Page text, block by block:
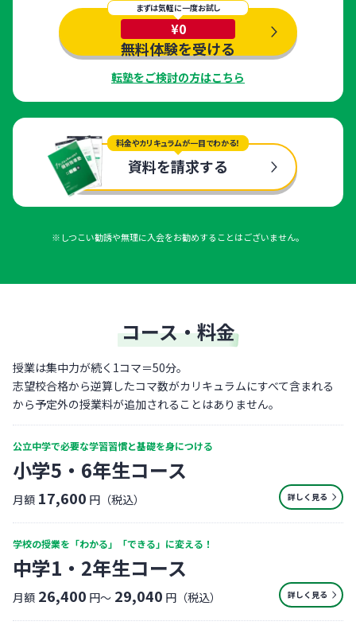
まずは気軽に一度お試し
¥0
無料体験を受ける
転塾をご検討の方はこちら
料金やカリキュラムが一目でわかる！
資料を請求する
※しつこい勧誘や無理に入会をお勧めすることはございません。
コース・料金
授業は集中力が続く1コマ＝50分。
志望校合格から逆算したコマ数がカリキュラムにすべて含まれる
から予定外の授業料が追加されることはありません。
公立中学で必要な学習習慣と基礎を身につける
小学5・6年生コース
月額 17,600 円（税込） 詳しく見る
学校の授業を「わかる」「できる」に変える！
中学1・2年生コース
月額 26,400 円〜 29,040 円（税込） 詳しく見る